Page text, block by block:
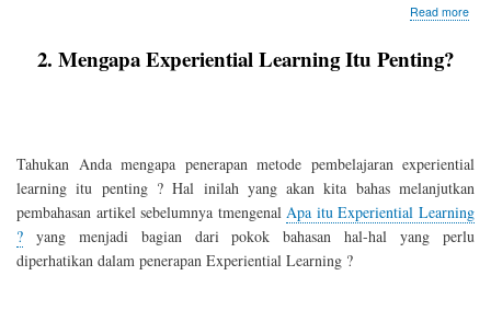
Read more
2. Mengapa Experiential Learning Itu Penting?
Tahukan Anda mengapa penerapan metode pembelajaran experiential
learning itu penting ? Hal inilah yang akan kita bahas melanjutkan
pembahasan artikel sebelumnya tmengenalApa itu Experiential Learning
? yang menjadi bagian dari pokok bahasan hal-hal yang perlu
diperhatikan dalam penerapan Experiential Learning ?